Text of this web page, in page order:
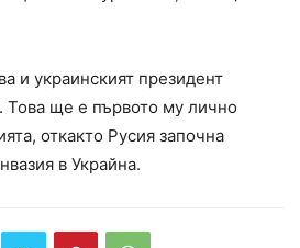
и украинският президент
ще е първото му лично
откакто Русия започна
в Украйна.